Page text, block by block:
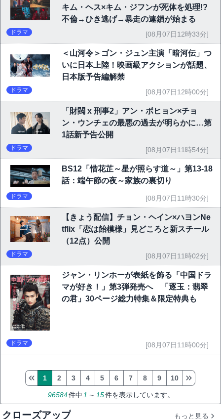
キム・ヘス×キム・ジフンが死体を処理!?
不倫→ひき逃げ→暴走の連鎖が始まる
ドラマ [08月07日12時33分]
＜山河令＞ゴン・ジュン主演「暗河伝」つ
いに日本上陸！映画級アクションが話題、
日本版予告編解禁
ドラマ [08月07日12時00分]
「財閥 x 刑事2」アン・ボヒョン×チョ
ン・ウンチェの最悪の過去が明らかに…第
1話新予告公開
ドラマ [08月07日11時54分]
BS12「惜花芷～星が照らす道～」第13-18
話：端午節の夜～家族の裏切り
ドラマ [08月07日11時30分]
【きょう配信】チョン・ヘイン×ハヨンNe
tflix「恋は飴模様」見どころと新スチール
（12点）公開
ドラマ [08月07日11時02分]
ジャン・リンホーが表紙を飾る「中国ドラ
マが好き！」第3弾発売へ 「逐玉：翡翠
の君」30ページ総力特集＆限定特典も
ドラマ [08月07日11時00分]
96584件中1 ～ 15件を表示しています。
1 2 3 4 5 6 7 8 9 10
クローズアップ もっと見る